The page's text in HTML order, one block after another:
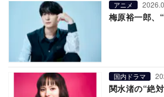
アニメ
梅原裕一郎、
国内ドラマ
関水渚の“絶